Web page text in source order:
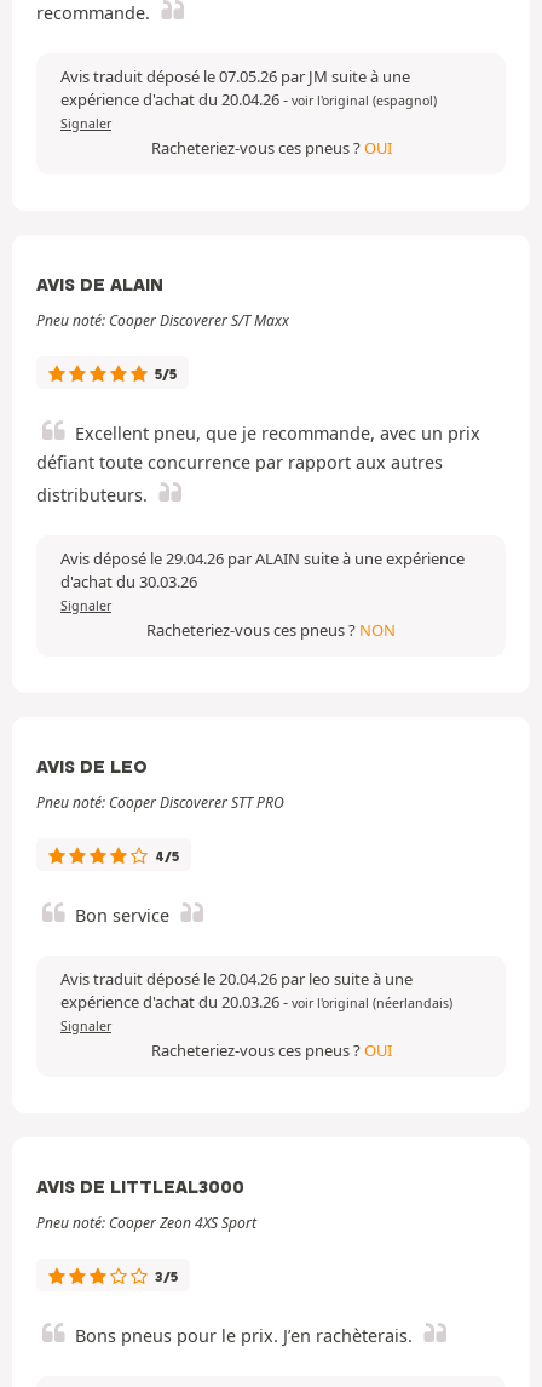
recommande.
Avis traduit déposé le 07.05.26 par JM suite à une
expérience d'achat du 20.04.26- voir l'original (espagnol)
Signaler
Racheteriez-vous ces pneus ?OUI
AVIS DE ALAIN
Pneu noté: Cooper Discoverer S/T Maxx
5/5
Excellent pneu, que je recommande, avec un prix
défiant toute concurrence par rapport aux autres
distributeurs.
Avis déposé le 29.04.26 par ALAIN suite à une expérience
d'achat du 30.03.26
Signaler
Racheteriez-vous ces pneus ? NON
AVIS DE LEO
Pneu noté: Cooper Discoverer STT PRO
4/5
Bon service
Avis traduit déposé le 20.04.26 par leo suite à une
expérience d'achat du 20.03.26- voir l'original (néerlandais)
Signaler
Racheteriez-vous ces pneus ?OUI
AVIS DE LITTLEAL3000
Pneu noté: Cooper Zeon 4XS Sport
3/5
Bons pneus pour le prix. J’en rachèterais.